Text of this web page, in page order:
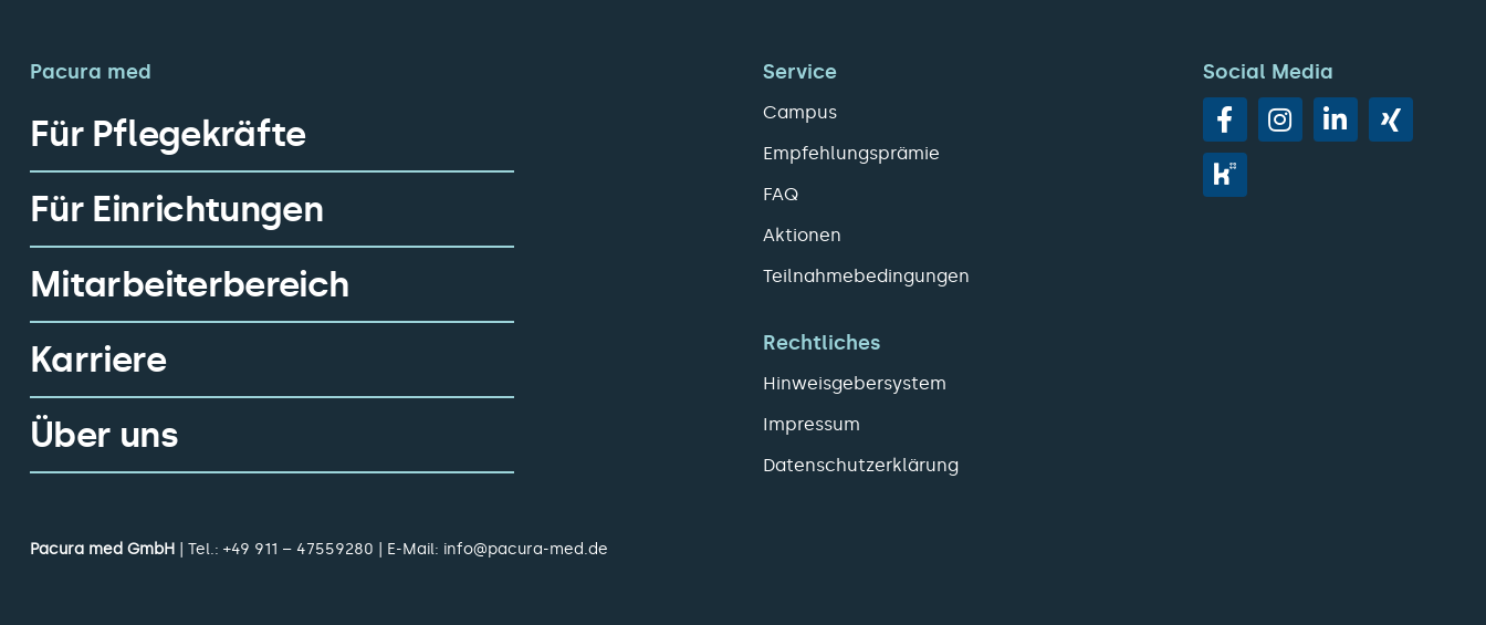
Pacura med
Für Pflegekräfte
Für Einrichtungen
Mitarbeiterbereich
Karriere
Über uns
Service
Campus
Empfehlungsprämie
FAQ
Aktionen
Teilnahmebedingungen
Rechtliches
Hinweisgebersystem
Impressum
Datenschutzerklärung
Social Media
Pacura med GmbH | Tel.: +49 911 – 47559280 | E-Mail: info@pacura-med.de